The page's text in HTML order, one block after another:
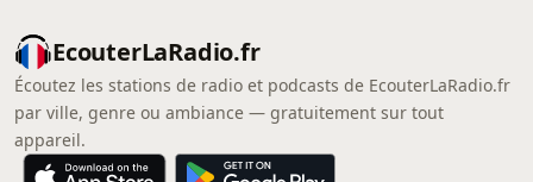
EcouterLaRadio.fr
Écoutez les stations de radio et podcasts de EcouterLaRadio.fr
par ville, genre ou ambiance — gratuitement sur tout
appareil.